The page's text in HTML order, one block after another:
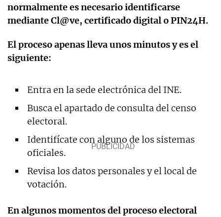
normalmente es necesario identificarse
mediante Cl@ve, certificado digital o PIN24H.
El proceso apenas lleva unos minutos y es el
siguiente:
Entra en la sede electrónica del INE.
Busca el apartado de consulta del censo
electoral.
Identifícate con alguno de los sistemas
oficiales.
Revisa los datos personales y el local de
votación.
En algunos momentos del proceso electoral